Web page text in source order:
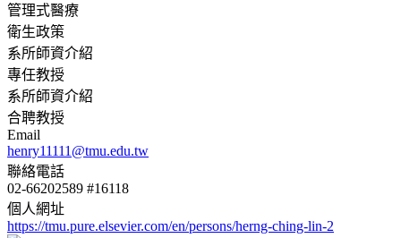
管理式醫療
衛生政策
系所師資介紹
專任教授
系所師資介紹
合聘教授
Email
henry11111@tmu.edu.tw
聯絡電話
02-66202589 #16118
個人網址
https://tmu.pure.elsevier.com/en/persons/herng-ching-lin-2